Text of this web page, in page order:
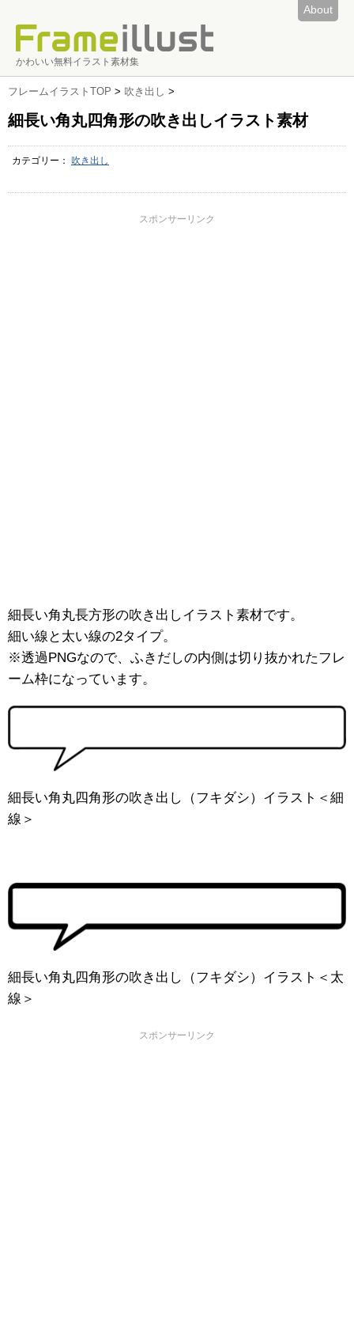
About
かわいい無料イラスト素材集
フレームイラストTOP > 吹き出し >
細長い角丸四角形の吹き出しイラスト素材
カテゴリー： 吹き出し
スポンサーリンク
細長い角丸長方形の吹き出しイラスト素材です。
細い線と太い線の2タイプ。
※透過PNGなので、ふきだしの内側は切り抜かれたフレ
ーム枠になっています。
細長い角丸四角形の吹き出し（フキダシ）イラスト＜細
線＞
細長い角丸四角形の吹き出し（フキダシ）イラスト＜太
線＞
スポンサーリンク